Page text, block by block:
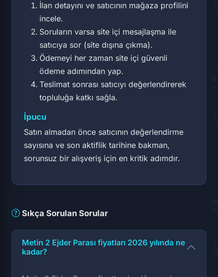
İlan detayını ve satıcının mağaza profilini
incele.
Soruların varsa site içi mesajlaşma ile
satıcıya sor (site dışına çıkma).
Ödemeyi her zaman site içi güvenli
ödeme adımından yap.
Teslimat sonrası satıcıyı değerlendirerek
topluluğa katkı sağla.
İpucu
Satın almadan önce satıcının değerlendirme
sayısına ve son aktiflik tarihine bakman,
sorunsuz bir alışveriş için en kritik adımdır.
Sıkça Sorulan Sorular
Metin 2 Ejder Parası fiyatları 2026 yılında ne
kadar?